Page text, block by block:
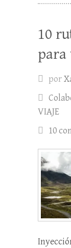
10
para
por
VIAJE
10